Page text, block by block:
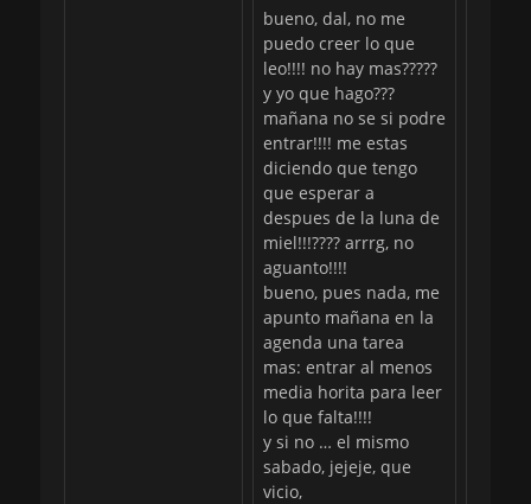
bueno, dal, no me
puedo creer lo que
leo!!!! no hay mas?????
y yo que hago???
mañana no se si podre
entrar!!!! me estas
diciendo que tengo
que esperar a
despues de la luna de
miel!!!???? arrrg, no
aguanto!!!!
bueno, pues nada, me
apunto mañana en la
agenda una tarea
mas: entrar al menos
media horita para leer
lo que falta!!!!
y si no … el mismo
sabado, jejeje, que
vicio,